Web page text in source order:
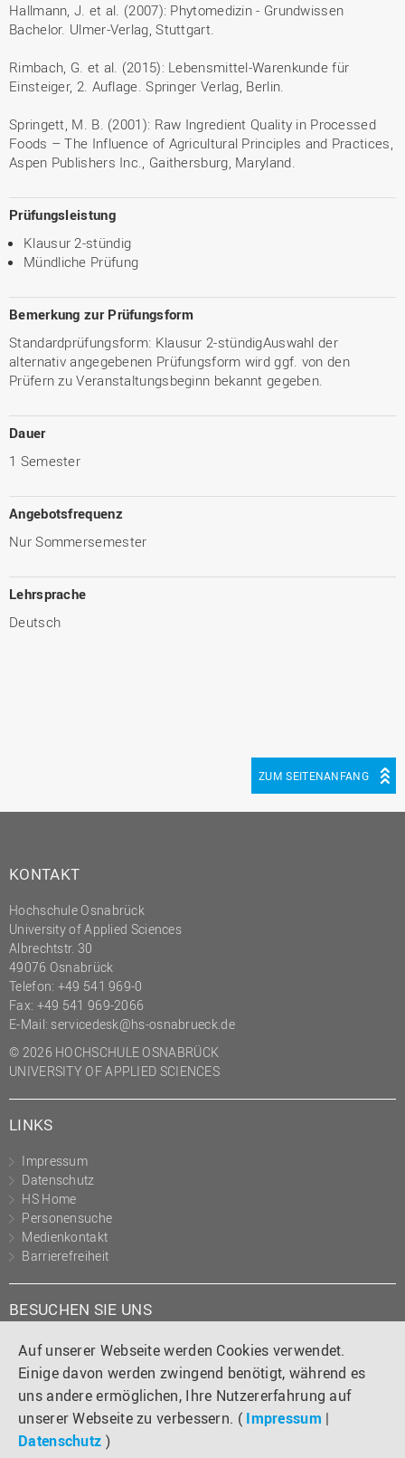
Auf unserer Webseite werden Cookies verwendet.
Einige davon werden zwingend benötigt, während es
uns andere ermöglichen, Ihre Nutzererfahrung auf
unserer Webseite zu verbessern. ( Impressum |
Datenschutz )
Hallmann, J. et al. (2007): Phytomedizin - Grundwissen
Bachelor. Ulmer-Verlag, Stuttgart.
Rimbach, G. et al. (2015): Lebensmittel-Warenkunde für
Einsteiger, 2. Auflage. Springer Verlag, Berlin.
Springett, M. B. (2001): Raw Ingredient Quality in Processed
Foods – The Influence of Agricultural Principles and Practices,
Aspen Publishers Inc., Gaithersburg, Maryland.
Prüfungsleistung
Klausur 2-stündig
Mündliche Prüfung
Bemerkung zur Prüfungsform
Standardprüfungsform: Klausur 2-stündigAuswahl der
alternativ angegebenen Prüfungsform wird ggf. von den
Prüfern zu Veranstaltungsbeginn bekannt gegeben.
Dauer
1 Semester
Angebotsfrequenz
Nur Sommersemester
Lehrsprache
Deutsch
ZUM SEITENANFANG
KONTAKT
Hochschule Osnabrück
University of Applied Sciences
Albrechtstr. 30
49076 Osnabrück
Telefon: +49 541 969-0
Fax: +49 541 969-2066
E-Mail: servicedesk@hs-osnabrueck.de
© 2026 HOCHSCHULE OSNABRÜCK
UNIVERSITY OF APPLIED SCIENCES
LINKS
Impressum
Datenschutz
HS Home
Personensuche
Medienkontakt
Barrierefreiheit
BESUCHEN SIE UNS
Instagram
TiktokLinkedIn
YouTube
Facebook